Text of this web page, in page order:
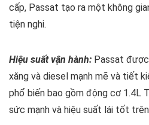
cấp, Passat tạo ra một không
tiện nghi.
Hiệu suất vận hành: Passat
xăng và diesel mạnh mẽ và tiết
phổ biến bao gồm động cơ 1.4L
sức mạnh và hiệu suất lái tốt